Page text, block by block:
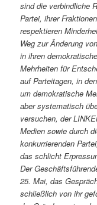
sind die verbindliche
Partei, ihrer
respektieren
Weg zur Änderung
in ihren
Mehrheiten für
auf Parteitagen, in
um demokratische
aber systematisch
versuchen, der
Medien sowie durch
konkurrierenden
das schlicht
Der
25. Mai, das
schließlich von ihr